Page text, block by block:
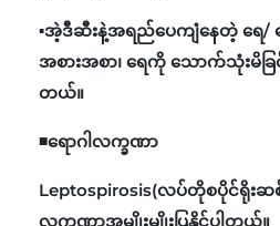
▪️အဲ့ဒီဆီးနဲ့အရည်ပေကျံနေတဲ့ ရေ/ မ
အစားအစာ၊ ရေကို သောက်သုံးမိခြ
တယ်။
◾ရောဂါလက္ခဏာ
Leptospirosis(လပ်တိုစပိုင်ရိုးဆ
လက္ခဏာအမျိုးမျိုးပြနိုင်ပါတယ်။